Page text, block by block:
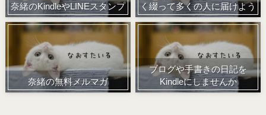
奈緒のKindleやLINEスタンプ
く綴って多くの人に届けよう
奈緒の無料メルマガ
ブログや手書きの日記を
Kindleにしませんか